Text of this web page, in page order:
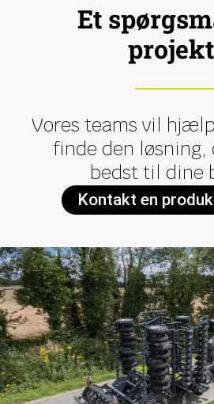
Et
Vores teams vil
finde den løsning,
bedst til dine
Kontakt en